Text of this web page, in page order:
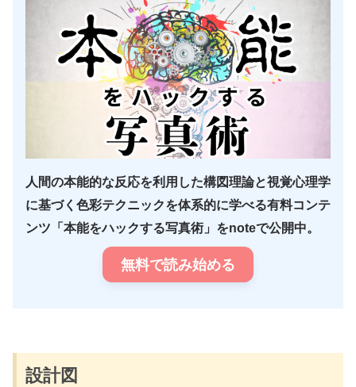
人間の本能的な反応を利用した構図理論と視覚心理学
に基づく色彩テクニックを体系的に学べる有料コンテ
ンツ「本能をハックする写真術」をnoteで公開中。
無料で読み始める
設計図